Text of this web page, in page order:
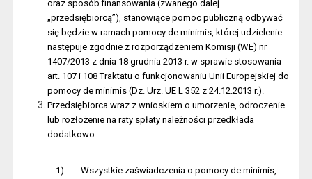
oraz sposób finansowania (zwanego dalej
„przedsiębiorcą”), stanowiące pomoc publiczną odbywać
się będzie w ramach pomocy de minimis, której udzielenie
następuje zgodnie z rozporządzeniem Komisji (WE) nr
1407/2013 z dnia 18 grudnia 2013 r. w sprawie stosowania
art. 107 i 108 Traktatu o funkcjonowaniu Unii Europejskiej do
pomocy de minimis (Dz. Urz. UE L 352 z 24.12.2013 r.).
Przedsiębiorca wraz z wnioskiem o umorzenie, odroczenie
lub rozłożenie na raty spłaty należności przedkłada
dodatkowo:
1)
Wszystkie zaświadczenia o pomocy de minimis,